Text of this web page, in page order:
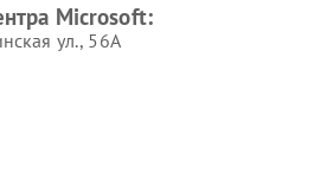
Microsoft:
ул., 56А